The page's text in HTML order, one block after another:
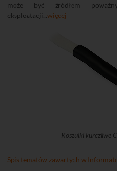
może być źródłem
eksploatacji...więcej
Koszulki kurczliwe
Spis tematów zawartych w